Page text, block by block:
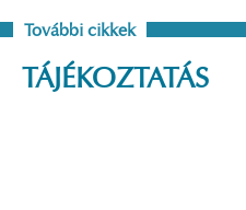
További cikkek
TÁJÉKOZTATÁS